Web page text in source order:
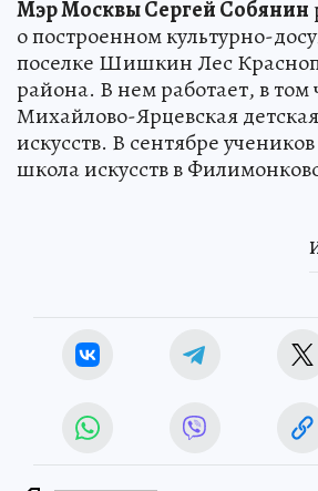
Мэр Москвы Сергей Собянин
о построенном культурно-
поселке Шишкин Лес
района. В нем работает, в том
Михайлово-Ярцевская
искусств. В сентябре
школа искусств в